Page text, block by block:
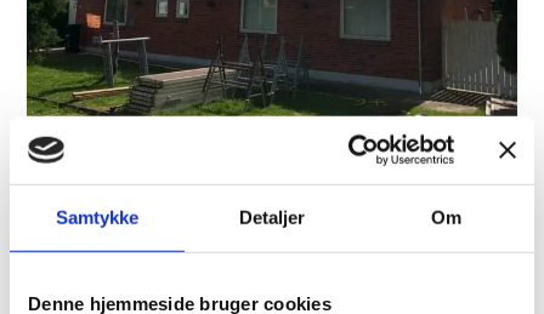
Samtykke Detaljer Om
Denne hjemmeside bruger cookies
Se et udpluk af vores
Referencer